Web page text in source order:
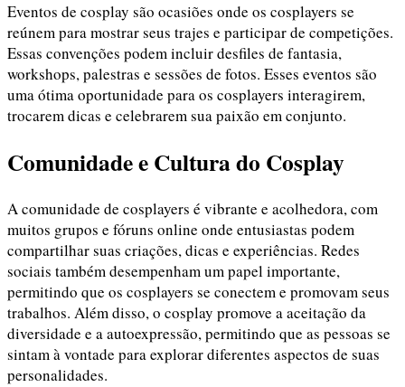
Eventos de cosplay são ocasiões onde os cosplayers se
reúnem para mostrar seus trajes e participar de competições.
Essas convenções podem incluir desfiles de fantasia,
workshops, palestras e sessões de fotos. Esses eventos são
uma ótima oportunidade para os cosplayers interagirem,
trocarem dicas e celebrarem sua paixão em conjunto.
Comunidade e Cultura do Cosplay
A comunidade de cosplayers é vibrante e acolhedora, com
muitos grupos e fóruns online onde entusiastas podem
compartilhar suas criações, dicas e experiências. Redes
sociais também desempenham um papel importante,
permitindo que os cosplayers se conectem e promovam seus
trabalhos. Além disso, o cosplay promove a aceitação da
diversidade e a autoexpressão, permitindo que as pessoas se
sintam à vontade para explorar diferentes aspectos de suas
personalidades.